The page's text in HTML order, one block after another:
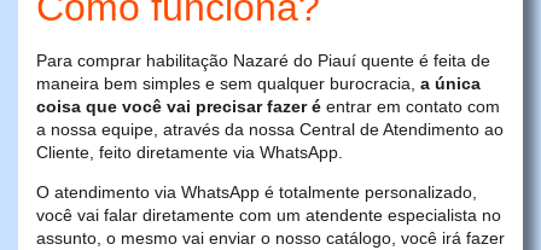
Para comprar habilitação Nazaré do Piauí quente é feita de
maneira bem simples e sem qualquer burocracia, a única
coisa que você vai precisar fazer é entrar em contato com
a nossa equipe, através da nossa Central de Atendimento ao
Cliente, feito diretamente via WhatsApp.
O atendimento via WhatsApp é totalmente personalizado,
você vai falar diretamente com um atendente especialista no
assunto, o mesmo vai enviar o nosso catálogo, você irá fazer